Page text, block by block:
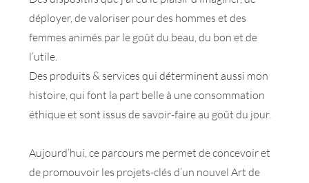
déployer, de valoriser pour des hommes et des
femmes animés par le goût du beau, du bon et de
l’utile.
Des produits & services qui déterminent aussi mon
histoire, qui font la part belle à une consommation
éthique et sont issus de savoir-faire au goût du jour.
Aujourd’hui, ce parcours me permet de concevoir et
de promouvoir les projets-clés d’un nouvel Art de